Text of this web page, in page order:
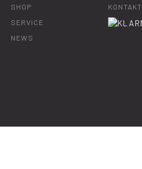
SHOP
SERVICE
NEWS
KONTAKT